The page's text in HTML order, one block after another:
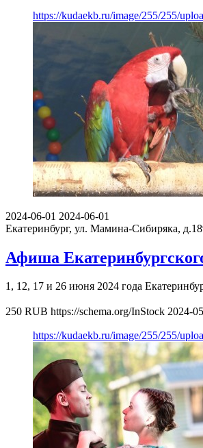
https://kudaekb.ru/image/255/255/
2024-06-01 2024-06-01
Екатеринбург, ул. Мамина-Сибиряка,
Афиша
1, 12, 17 и 26 июня 2024 года
250 RUB https://schema.org/InStock 2024-
https://kudaekb.ru/image/255/255/